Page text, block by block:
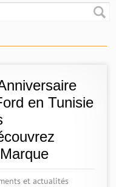
en Tunisie
et actualités